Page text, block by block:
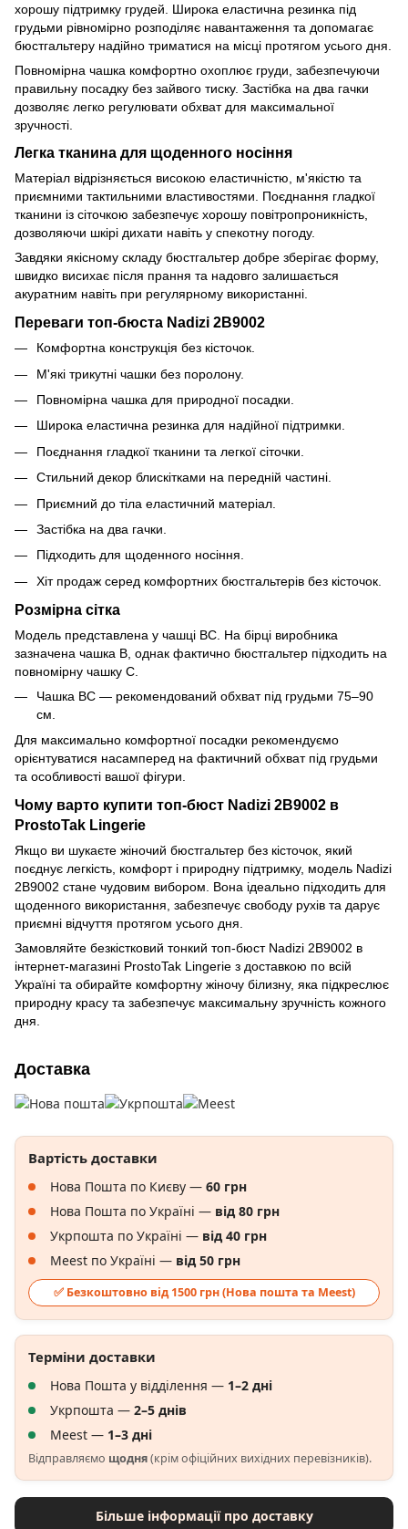
хорошу підтримку грудей. Широка еластична резинка під
грудьми рівномірно розподіляє навантаження та допомагає
бюстгальтеру надійно триматися на місці протягом усього дня.
Повномірна чашка комфортно охоплює груди, забезпечуючи
правильну посадку без зайвого тиску. Застібка на два гачки
дозволяє легко регулювати обхват для максимальної
зручності.
Легка тканина для щоденного носіння
Матеріал відрізняється високою еластичністю, м'якістю та
приємними тактильними властивостями. Поєднання гладкої
тканини із сіточкою забезпечує хорошу повітропроникність,
дозволяючи шкірі дихати навіть у спекотну погоду.
Завдяки якісному складу бюстгальтер добре зберігає форму,
швидко висихає після прання та надовго залишається
акуратним навіть при регулярному використанні.
Переваги топ-бюста Nadizi 2B9002
Комфортна конструкція без кісточок.
М'які трикутні чашки без поролону.
Повномірна чашка для природної посадки.
Широка еластична резинка для надійної підтримки.
Поєднання гладкої тканини та легкої сіточки.
Стильний декор блискітками на передній частині.
Приємний до тіла еластичний матеріал.
Застібка на два гачки.
Підходить для щоденного носіння.
Хіт продаж серед комфортних бюстгальтерів без кісточок.
Розмірна сітка
Модель представлена у чашці BC. На бірці виробника
зазначена чашка B, однак фактично бюстгальтер підходить на
повномірну чашку C.
Чашка BC — рекомендований обхват під грудьми 75–90
см.
Для максимально комфортної посадки рекомендуємо
орієнтуватися насамперед на фактичний обхват під грудьми
та особливості вашої фігури.
Чому варто купити топ-бюст Nadizi 2B9002 в
ProstoTak Lingerie
Якщо ви шукаєте жіночий бюстгальтер без кісточок, який
поєднує легкість, комфорт і природну підтримку, модель Nadizi
2B9002 стане чудовим вибором. Вона ідеально підходить для
щоденного використання, забезпечує свободу рухів та дарує
приємні відчуття протягом усього дня.
Замовляйте безкістковий тонкий топ-бюст Nadizi 2B9002 в
інтернет-магазині ProstoTak Lingerie з доставкою по всій
Україні та обирайте комфортну жіночу білизну, яка підкреслює
природну красу та забезпечує максимальну зручність кожного
дня.
Доставка
Вартість доставки
Нова Пошта по Києву — 60 грн
Нова Пошта по Україні — від 80 грн
Укрпошта по Україні — від 40 грн
Meest по Україні — від 50 грн
✅ Безкоштовно від 1500 грн (Нова пошта та Meest)
Терміни доставки
Нова Пошта у відділення — 1–2 дні
Укрпошта — 2–5 днів
Meest — 1–3 дні
Відправляємо щодня(крім офіційних вихідних перевізників).
Більше інформації про доставку